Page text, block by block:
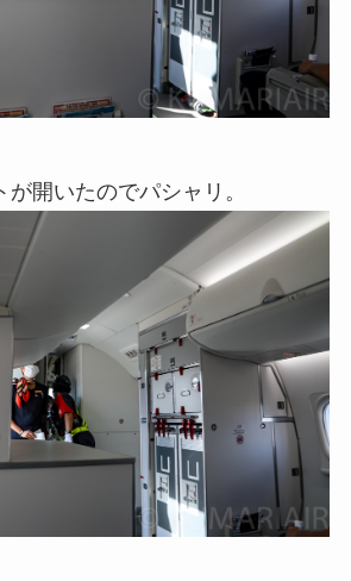
開いたのでパシャリ。